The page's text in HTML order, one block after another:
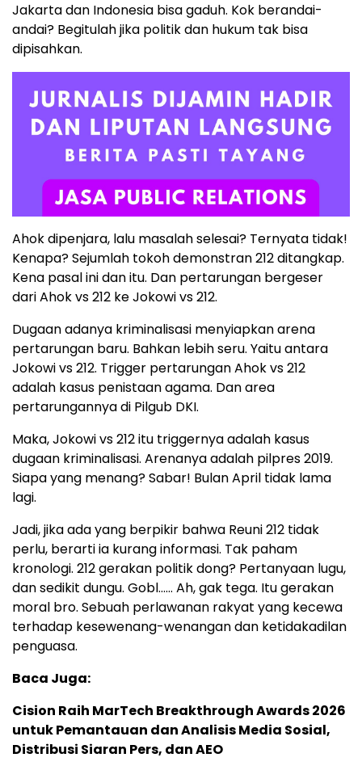
Jakarta dan Indonesia bisa gaduh. Kok berandai-
andai? Begitulah jika politik dan hukum tak bisa
dipisahkan.
Ahok dipenjara, lalu masalah selesai? Ternyata tidak!
Kenapa? Sejumlah tokoh demonstran 212 ditangkap.
Kena pasal ini dan itu. Dan pertarungan bergeser
dari Ahok vs 212 ke Jokowi vs 212.
Dugaan adanya kriminalisasi menyiapkan arena
pertarungan baru. Bahkan lebih seru. Yaitu antara
Jokowi vs 212. Trigger pertarungan Ahok vs 212
adalah kasus penistaan agama. Dan area
pertarungannya di Pilgub DKI.
Maka, Jokowi vs 212 itu triggernya adalah kasus
dugaan kriminalisasi. Arenanya adalah pilpres 2019.
Siapa yang menang? Sabar! Bulan April tidak lama
lagi.
Jadi, jika ada yang berpikir bahwa Reuni 212 tidak
perlu, berarti ia kurang informasi. Tak paham
kronologi. 212 gerakan politik dong? Pertanyaan lugu,
dan sedikit dungu. Gobl…… Ah, gak tega. Itu gerakan
moral bro. Sebuah perlawanan rakyat yang kecewa
terhadap kesewenang-wenangan dan ketidakadilan
penguasa.
Baca Juga:
Cision Raih MarTech Breakthrough Awards 2026
untuk Pemantauan dan Analisis Media Sosial,
Distribusi Siaran Pers, dan AEO